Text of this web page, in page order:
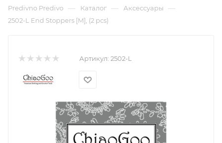
Predivno Predivo — Каталог — Аксессуары —
2502-L End Stoppers [M], (2 pcs)
Артикул: 2502-L